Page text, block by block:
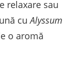
relaxare sau
cuAlyssum
o aromă